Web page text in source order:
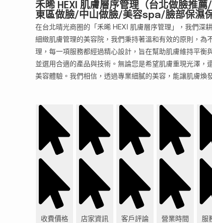
禾晞 HEXI 肌膚層序管理（台北做臉推
東區做臉/中山做臉/美容spa/臉部保濕
在台北晴光商圈的「禾晞 HEXI 肌膚層序管理」，我們深
細緻肌膚管理的美容院，我們秉持著溫和有效的原則，
理，每一項服務都經過精心設計，旨在幫助肌膚維持平
並選用合適的產品與技術。無論您是希望肌膚重現光澤
美容體驗。我們相信，透過專業細膩的美容，能讓肌膚煥
收費價格 店家資訊 客戶評論 營業時間 服